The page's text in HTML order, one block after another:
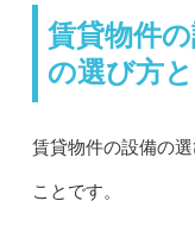
賃貸物件
の選び方
賃貸物件の設備の
ことです。